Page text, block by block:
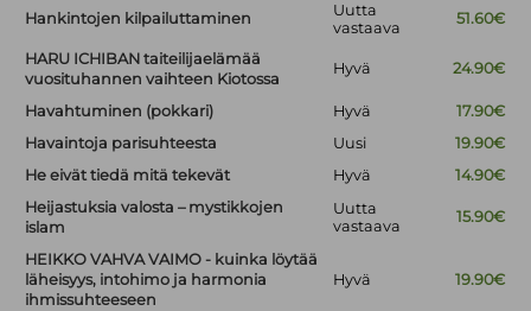
Hankintojen kilpailuttaminen
Uutta
vastaava
51.60€
HARU ICHIBAN taiteilijaelämää
vuosituhannen vaihteen Kiotossa
Hyvä 24.90€
Havahtuminen (pokkari) Hyvä
17.90€
Havaintoja parisuhteesta
Uusi
19.90€
He eivät tiedä mitä tekevät
Hyvä
14.90€
Heijastuksia valosta – mystikkojen
islam
Uutta
vastaava
15.90€
HEIKKO VAHVA VAIMO - kuinka löytää
läheisyys, intohimo ja harmonia
ihmissuhteeseen
Hyvä 19.90€